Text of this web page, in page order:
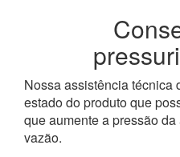
Nossa assistência técnica
estado do produto que
que aumente a pressão
vazão.